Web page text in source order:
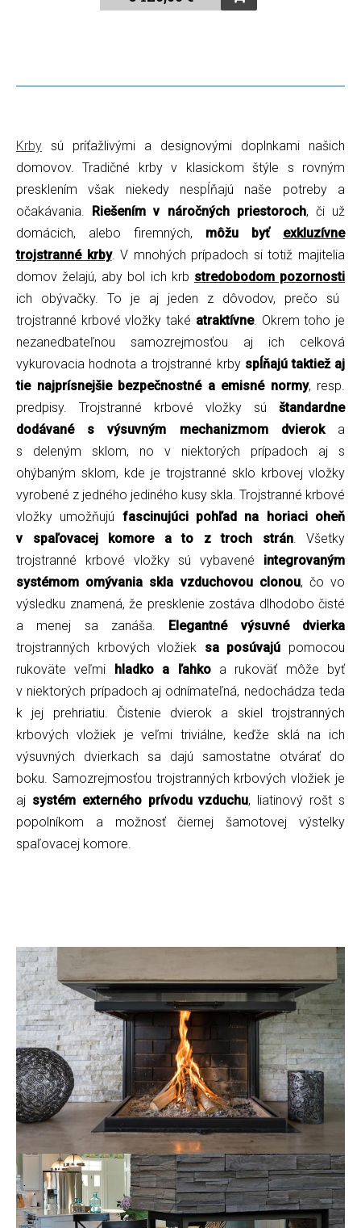
Krby sú príťažlivými a designovými doplnkami našich
domovov. Tradičné krby v klasickom štýle s rovným
presklením však niekedy nespĺňajú naše potreby a
očakávania. Riešením v náročných priestoroch, či už
domácich, alebo firemných, môžu byť exkluzívne
trojstranné krby. V mnohých prípadoch si totiž majitelia
domov želajú, aby bol ich krb stredobodom pozornosti
ich obývačky. To je aj jeden z dôvodov, prečo sú
trojstranné krbové vložky také atraktívne. Okrem toho je
nezanedbateľnou samozrejmosťou aj ich celková
vykurovacia hodnota a trojstranné krby spĺňajú taktiež aj
tie najprísnejšie bezpečnostné a emisné normy, resp.
predpisy. Trojstranné krbové vložky sú štandardne
dodávané s výsuvným mechanizmom dvieroka
s deleným sklom, no v niektorých prípadoch aj s
ohýbaným sklom, kde je trojstranné sklo krbovej vložky
vyrobené z jedného jediného kusy skla. Trojstranné krbové
vložky umožňujú fascinujúci pohľad na horiaci oheň
v spaľovacej komore a to z troch strán. Všetky
trojstranné krbové vložky sú vybavené integrovaným
systémom omývania skla vzduchovou clonou, čo vo
výsledku znamená, že presklenie zostáva dlhodobo čisté
a menej sa zanáša. Elegantné výsuvné dvierka
trojstranných krbových vložiek sa posúvajú pomocou
rukoväte veľmi hladko a ľahkoa rukoväť môže byť
v niektorých prípadoch aj odnímateľná, nedochádza teda
k jej prehriatiu. Čistenie dvierok a skiel trojstranných
krbových vložiek je veľmi triviálne, keďže sklá na ich
výsuvných dvierkach sa dajú samostatne otvárať do
boku. Samozrejmosťou trojstranných krbových vložiek je
aj systém externého prívodu vzduchu, liatinový rošt s
popolníkom a možnosť čiernej šamotovej výstelky
spaľovacej komore.